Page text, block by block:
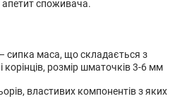
споживача.
сипка маса, що складається з
корінців, розмір шматочків 3-6 мм
властивих компонентів з яких